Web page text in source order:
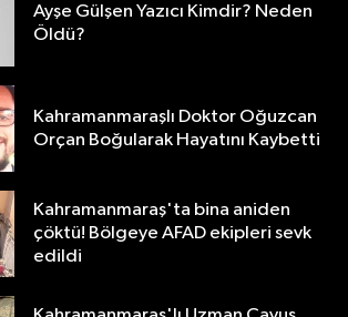
Ayşe Gülşen Yazıcı Kimdir? Neden
Öldü?
Kahramanmaraşlı Doktor Oğuzcan
Orçan Boğularak Hayatını Kaybetti
Kahramanmaraş'ta bina aniden
çöktü! Bölgeye AFAD ekipleri sevk
edildi